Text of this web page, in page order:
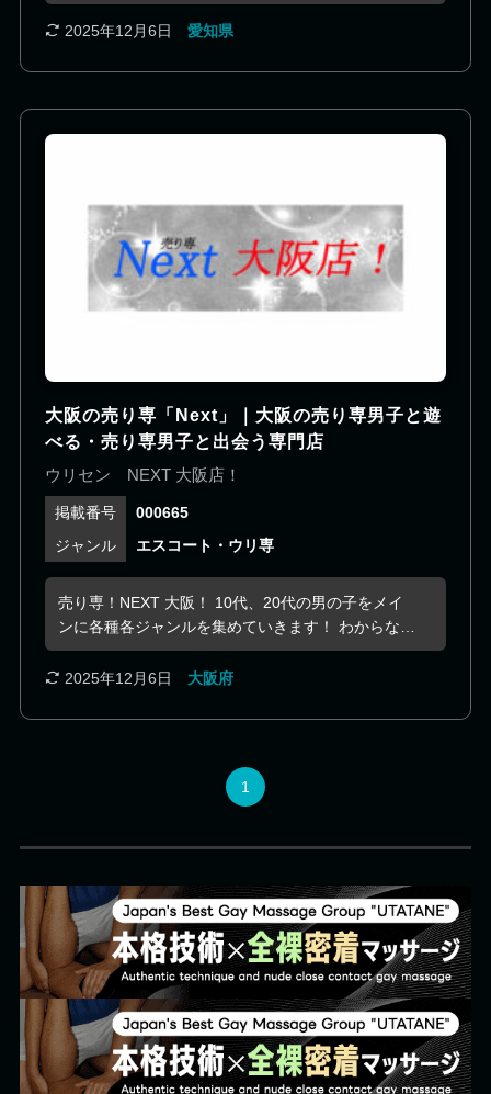
とも多くまだまだ未熟なところもございますがスタ
いスタッフの募集も行っております。良ければご連
2025年12月6日 愛知県
大阪の売り専「Next」｜大阪の売り専男子と遊
べる・売り専男子と出会う専門店
ウリセン NEXT 大阪店！
000665
エスコート・ウリ専
売り専！NEXT 大阪！ 10代、20代の男の子をメイ
ンに各種各ジャンルを集めていきます！ わからない
ことも多くまだまだ未熟なところもございますがス
タッフ一同がんばっていきます!(^^)! ・ 随時スタッ
い！ http://www.urisen-next.com/recruit.php 新人が
合えるのではないでしょうか( ｀ー´)ノ
2025年12月6日 大阪府
1